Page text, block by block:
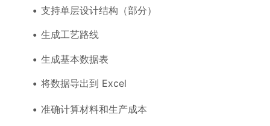
支持单层设计结构（部分）
生成工艺路线
生成基本数据表
将数据导出到 Excel
准确计算材料和生产成本